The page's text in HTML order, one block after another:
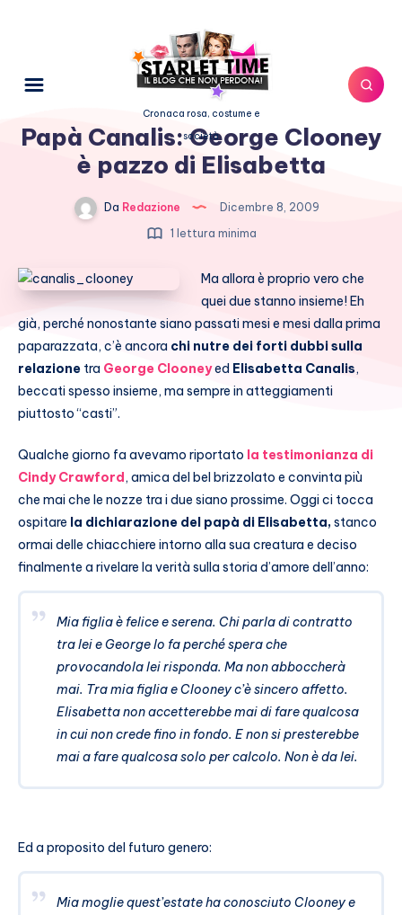
Cronaca rosa, costume e
società
Papà Canalis: George Clooney
è pazzo di Elisabetta
Da Redazione
Dicembre 8, 2009
1 lettura minima
Ma allora è proprio vero che
quei due stanno insieme! Eh
già, perché nonostante siano passati mesi e mesi dalla prima
paparazzata, c’è ancora chi nutre dei forti dubbi sulla
relazione tra George Clooneyed Elisabetta Canalis,
beccati spesso insieme, ma sempre in atteggiamenti
piuttosto “casti”.
Qualche giorno fa avevamo riportato la testimonianza di
Cindy Crawford, amica del bel brizzolato e convinta più
che mai che le nozze tra i due siano prossime. Oggi ci tocca
ospitare la dichiarazione del papà di Elisabetta,stanco
ormai delle chiacchiere intorno alla sua creatura e deciso
finalmente a rivelare la verità sulla storia d’amore dell’anno:
Mia figlia è felice e serena. Chi parla di contratto
tra lei e George lo fa perché spera che
provocandola lei risponda. Ma non abboccherà
mai. Tra mia figlia e Clooney c’è sincero affetto.
Elisabetta non accetterebbe mai di fare qualcosa
in cui non crede fino in fondo. E non si presterebbe
mai a fare qualcosa solo per calcolo. Non è da lei.
Ed a proposito del futuro genero:
Mia moglie quest’estate ha conosciuto Clooney e